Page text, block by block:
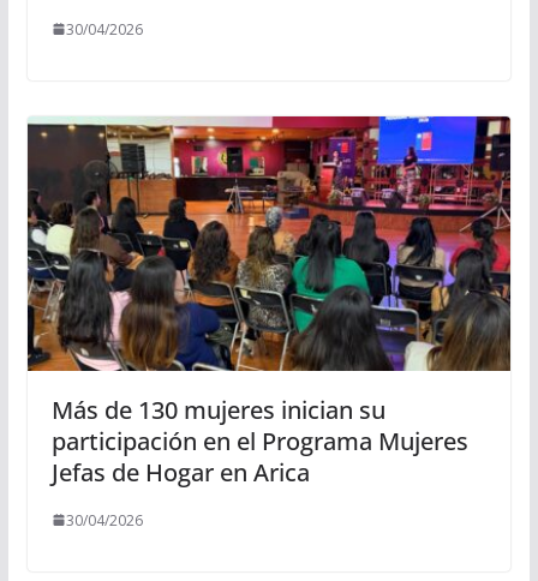
30/04/2026
Más de 130 mujeres inician su
participación en el Programa Mujeres
Jefas de Hogar en Arica
30/04/2026